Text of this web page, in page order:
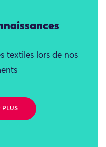
textiles lors de nos
PLUS